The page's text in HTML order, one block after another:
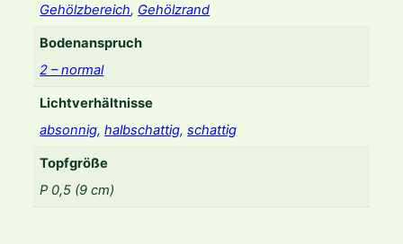
r
s
Gehölzbereich, Gehölzrand
Bodenanspruch
2 – normal
Lichtverhältnisse
absonnig,halbschattig,schattig
Topfgröße
P 0,5 (9 cm)